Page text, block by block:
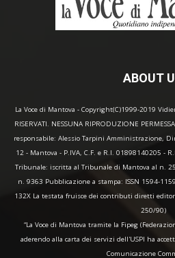
ABOUT
La Voce di Mantova - Copyright(C)1999-2019
RISERVATI. NESSUNA RIPRODUZIONE
responsabile: Alessio Tarpini Amministrazione,
12 - Mantova - P.IVA, C.F. e R.I. 01898140205 -
Tribunale: iscritta al Tribunale di Mantova al n.
n. 9363 Pubblicazione a stampa: ISSN 1594-
132X La testata fruisce dei contributi diretti
250/90)
“La Voce di Mantova tramite la Fipeg
aderendo alla carta dei servizi dell'USPI ha
Comunicazione